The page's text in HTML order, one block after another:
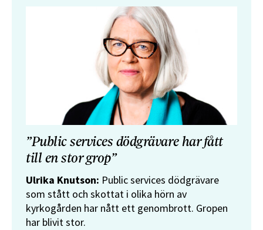
”Public services dödgrävare har fått
till en stor grop”
Ulrika Knutson: Public services dödgrävare
som stått och skottat i olika hörn av
kyrkogården har nått ett genombrott. Gropen
har blivit stor.